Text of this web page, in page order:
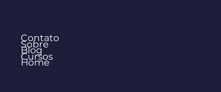
Home
Cursos
Blog
Sobre
Contato